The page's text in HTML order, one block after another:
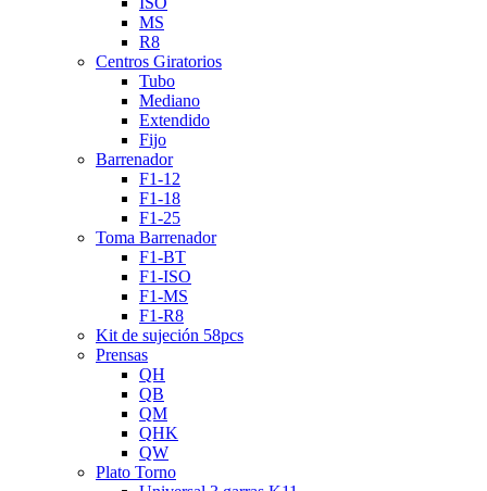
MS
R8
Centros Giratorios
Tubo
Mediano
Extendido
Fijo
Barrenador
F1-12
F1-18
F1-25
Toma Barrenador
F1-BT
F1-ISO
F1-MS
F1-R8
Kit de sujeción 58pcs
Prensas
QH
QB
QM
QHK
QW
Plato Torno